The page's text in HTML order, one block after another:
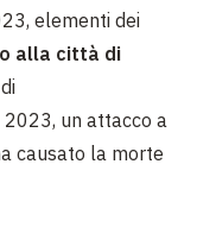
elementi dei
alla città di
un attacco a
causato la morte